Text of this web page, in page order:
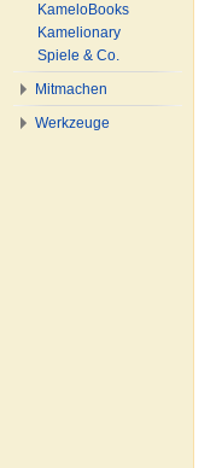
KameloBooks
Kamelionary
Spiele & Co.
Mitmachen
Werkzeuge